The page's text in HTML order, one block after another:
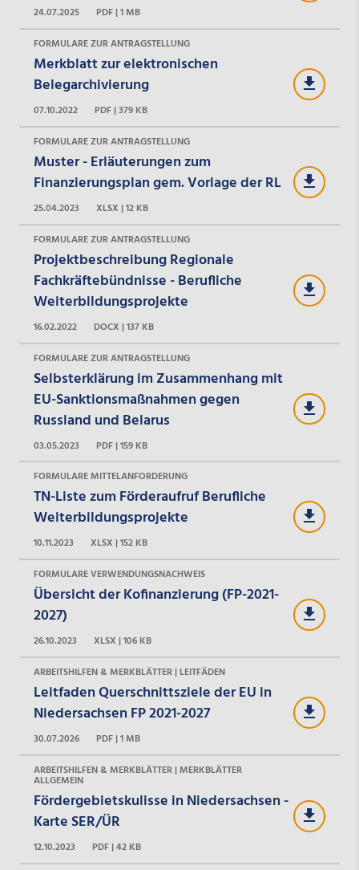
24.07.2025
PDF | 1 MB
FORMULARE ZUR ANTRAGSTELLUNG
Merkblatt zur elektronischen
Belegarchivierung
07.10.2022
PDF | 379 KB
FORMULARE ZUR ANTRAGSTELLUNG
Muster - Erläuterungen zum
Finanzierungsplan gem. Vorlage der RL
25.04.2023
XLSX | 12 KB
FORMULARE ZUR ANTRAGSTELLUNG
Projektbeschreibung Regionale
Fachkräftebündnisse - Berufliche
Weiterbildungsprojekte
16.02.2022
DOCX | 137 KB
FORMULARE ZUR ANTRAGSTELLUNG
Selbsterklärung im Zusammenhang mit
EU-Sanktionsmaßnahmen gegen
Russland und Belarus
03.05.2023
PDF | 159 KB
FORMULARE MITTELANFORDERUNG
TN-Liste zum Förderaufruf Berufliche
Weiterbildungsprojekte
10.11.2023
XLSX | 152 KB
FORMULARE VERWENDUNGSNACHWEIS
Übersicht der Kofinanzierung (FP-2021-
2027)
26.10.2023
XLSX | 106 KB
ARBEITSHILFEN & MERKBLÄTTER | LEITFÄDEN
Leitfaden Querschnittsziele der EU in
Niedersachsen FP 2021-2027
30.07.2026
PDF | 1 MB
ARBEITSHILFEN & MERKBLÄTTER | MERKBLÄTTER
ALLGEMEIN
Fördergebietskulisse in Niedersachsen -
Karte SER/ÜR
12.10.2023
PDF | 42 KB